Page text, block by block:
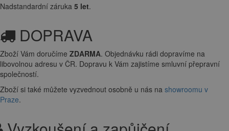
Nadstandardní záruka 5 let.
DOPRAVA
Zboží Vám doručíme ZDARMA. Objednávku rádi dopravíme na
libovolnou adresu v ČR. Dopravu k Vám zajistíme smluvní přepravní
společností.
Zboží si také můžete vyzvednout osobně u nás na showroomu v
Praze.